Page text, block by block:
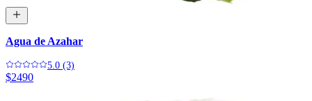
Agua de Azahar
5.0 (3)
$2490